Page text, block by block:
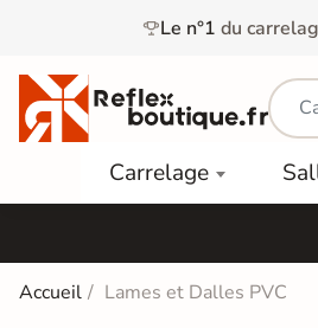
Le n°1 du
Carrelage
Carrelage
Extérieur
Dalle
Douche
Contrecollé
TYPE
Accueil Lames et Dalles PVC